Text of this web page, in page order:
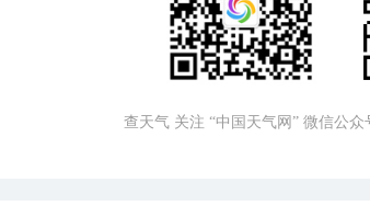
查天气 关注 “中国天气网” 微信公众